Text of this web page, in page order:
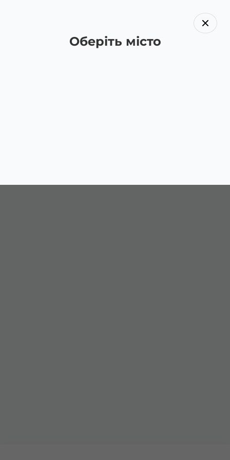
Оберіть місто